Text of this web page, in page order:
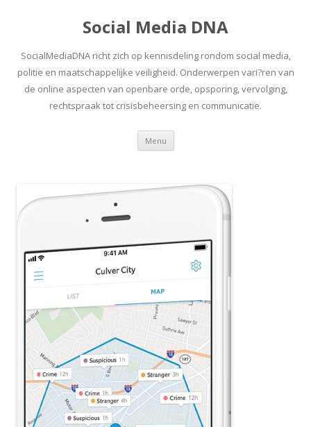
Social Media DNA
SocialMediaDNA richt zich op kennisdeling rondom social media,
politie en maatschappelijke veiligheid. Onderwerpen vari?ren van
de online aspecten van openbare orde, opsporing, vervolging,
rechtspraak tot crisisbeheersing en communicatie.
Menu Spring
inhoud